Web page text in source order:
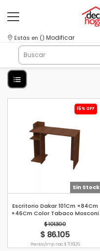
Estás en () Modificar
15% OFF
Sin Stock
Escritorio Dakar 101Cm ×84Cm
×46Cm Color Tabaco Mosconi
$ 101.300
$ 86.105
Precio s/imp. nac. $ 71.161,16